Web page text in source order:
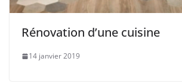
Rénovation d’une cuisine
14 janvier 2019